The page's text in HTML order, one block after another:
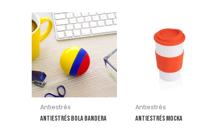
Antiestrés
Antiestrés Bola Bandera
Antiestrés
Antiestrés Mocka